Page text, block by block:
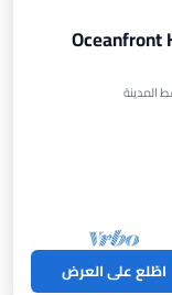
Oceanfront
اطّلع على العرض